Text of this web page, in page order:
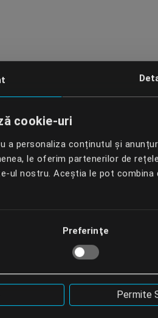
cookie-uri
a personaliza conținutul și
le oferim partenerilor de
ul nostru. Aceștia le pot
Preferinţe
Permite